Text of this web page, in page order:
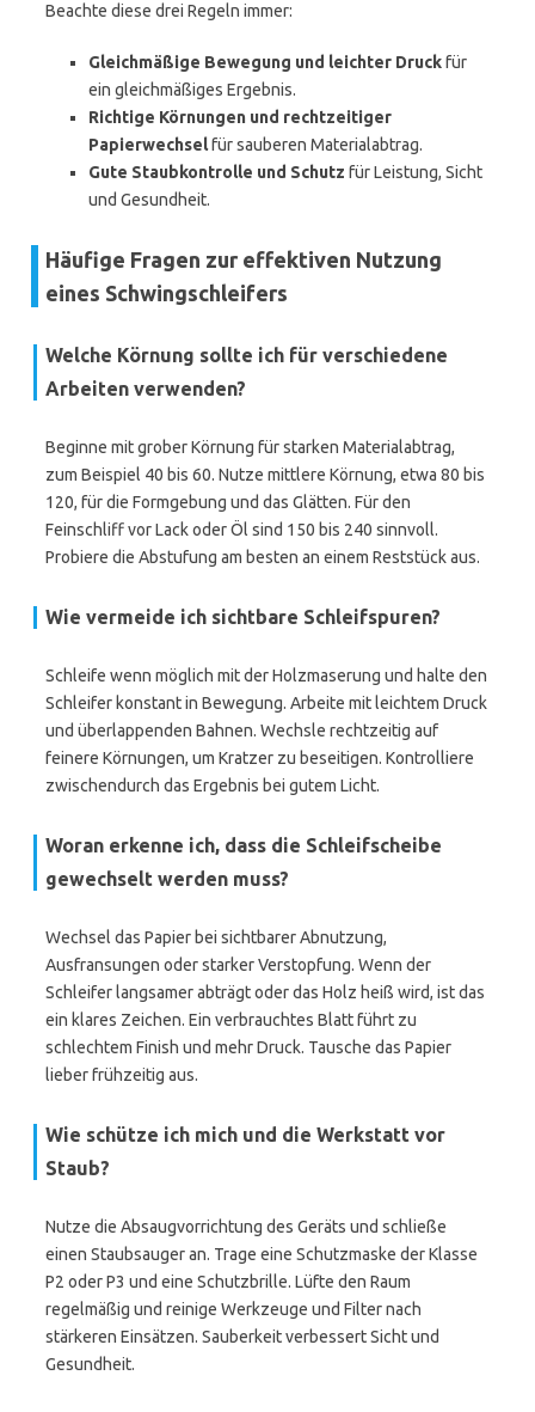
Beachte diese drei Regeln immer:
Gleichmäßige Bewegung und leichter Druckfür
ein gleichmäßiges Ergebnis.
Richtige Körnungen und rechtzeitiger
Papierwechselfür sauberen Materialabtrag.
Gute Staubkontrolle und Schutz für Leistung, Sicht
und Gesundheit.
Häufige Fragen zur effektiven Nutzung
eines Schwingschleifers
Welche Körnung sollte ich für verschiedene
Arbeiten verwenden?
Beginne mit grober Körnung für starken Materialabtrag,
zum Beispiel 40 bis 60. Nutze mittlere Körnung, etwa 80 bis
120, für die Formgebung und das Glätten. Für den
Feinschliff vor Lack oder Öl sind 150 bis 240 sinnvoll.
Probiere die Abstufung am besten an einem Reststück aus.
Wie vermeide ich sichtbare Schleifspuren?
Schleife wenn möglich mit der Holzmaserung und halte den
Schleifer konstant in Bewegung. Arbeite mit leichtem Druck
und überlappenden Bahnen. Wechsle rechtzeitig auf
feinere Körnungen, um Kratzer zu beseitigen. Kontrolliere
zwischendurch das Ergebnis bei gutem Licht.
Woran erkenne ich, dass die Schleifscheibe
gewechselt werden muss?
Wechsel das Papier bei sichtbarer Abnutzung,
Ausfransungen oder starker Verstopfung. Wenn der
Schleifer langsamer abträgt oder das Holz heiß wird, ist das
ein klares Zeichen. Ein verbrauchtes Blatt führt zu
schlechtem Finish und mehr Druck. Tausche das Papier
lieber frühzeitig aus.
Wie schütze ich mich und die Werkstatt vor
Staub?
Nutze die Absaugvorrichtung des Geräts und schließe
einen Staubsauger an. Trage eine Schutzmaske der Klasse
P2 oder P3 und eine Schutzbrille. Lüfte den Raum
regelmäßig und reinige Werkzeuge und Filter nach
stärkeren Einsätzen. Sauberkeit verbessert Sicht und
Gesundheit.